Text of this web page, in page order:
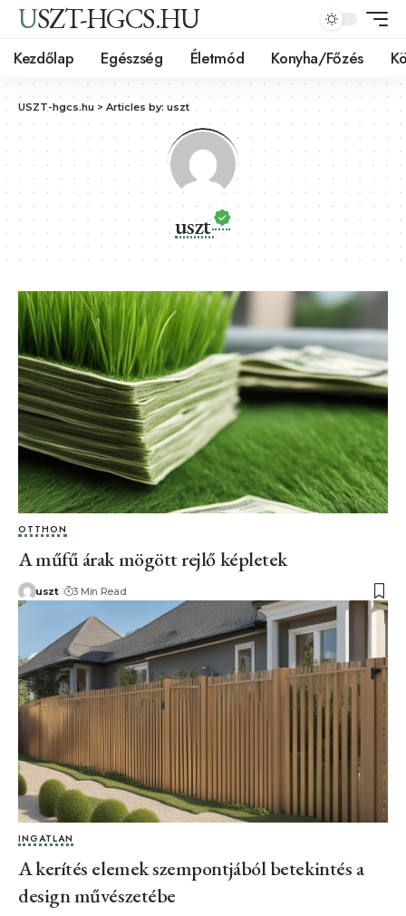
USZT-HGCS.HU
Kezdőlap Egészség Életmód Konyha/Főzés
USZT-hgcs.hu > Articles by: uszt
uszt
OTTHON
A műfű árak mögött rejlő képletek
uszt 3 Min Read
INGATLAN
A kerítés elemek szempontjából betekintés a
design művészetébe